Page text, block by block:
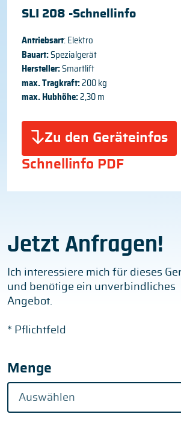
SLI 208 -Schnellinfo
Antriebsart: Elektro
Bauart: Spezialgerät
Hersteller:Smartlift
max. Tragkraft:200 kg
max. Hubhöhe:2,30 m
Zu den Geräteinfos
Schnellinfo PDF
Jetzt Anfragen!
Ich interessiere mich für dieses
und benötige ein unverbindliches
Angebot.
* Pflichtfeld
Menge